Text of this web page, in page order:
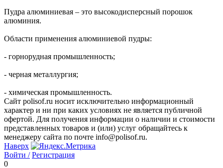
Пудра алюминиевая – это высокодисперсный порошок
алюминия.
Области применения алюминиевой пудры:
- горнорудная промышленность;
- черная металлургия;
- химическая промышленность.
Сайт polisof.ru носит исключительно информационный
характер и ни при каких условиях не является публичной
офертой. Для получения информации о наличии и стоимости
представленных товаров и (или) услуг обращайтесь к
менеджеру сайта по почте info@polisof.ru.
Наверх
Войти / Регистрация
0